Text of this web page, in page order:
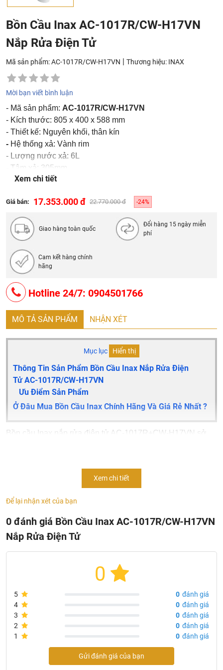
Bồn Cầu Inax AC-1017R/CW-H17VN
Nắp Rửa Điện Tử
Mã sản phẩm: AC-1017R/CW-H17VN | Thương hiệu: INAX
Mời bạn viết bình luận
- Mã sản phẩm: AC-1017R/CW-H17VN
- Kích thước: 805 x 400 x 588 mm
- Thiết kế: Nguyên khối, thân kín
- Hệ thống xả: Vành rim
- Lượng nước xả: 6L
- Tâm xả: 305mm
- Mà sắc: Trắng
Xem chi tiết
Giá bán: 17.353.000 đ 22.770.000 đ -24%
Giao hàng toàn quốc
Đổi hàng 15 ngày miễn
phí
Cam kết hàng chính
hãng
Hotline 24/7: 0904501766
MÔ TẢ SẢN PHẨM NHẬN XÉT
Mục lục Hiển thị
Thông Tin Sản Phẩm Bồn Cầu Inax Nắp Rửa Điện
Tử AC-1017R/CW-H17VN
Ưu Điểm Sản Phẩm
Ở Đâu Mua Bồn Cầu Inax Chính Hãng Và Giá Rẻ Nhất ?
Bồn cầu Inax nắp rửa điện tử AC-1017R+CW-H17VN sở
hãng Inax với tính năng xịt rửa thông minh đáp ứng tối đa
nhu cầu sử dụng cao của người dùng.
Xem chi tiết
Để lại nhận xét của bạn
0 đánh giá Bồn Cầu Inax AC-1017R/CW-H17VN
Nắp Rửa Điện Tử
0
5 0 đánh giá
4
0 đánh giá
3
0 đánh giá
2
0 đánh giá
1
0 đánh giá
Gửi đánh giá của bạn